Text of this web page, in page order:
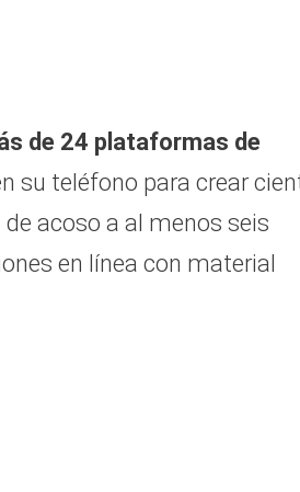
de 24 plataformas de
su teléfono para crear
acoso a al menos seis
en línea con material